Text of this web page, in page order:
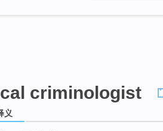
criminologist
义